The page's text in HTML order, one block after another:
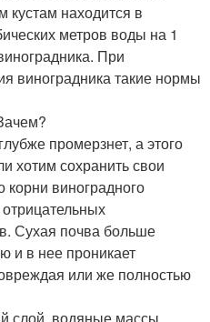
находится в
метров воды на 1
При
виноградника такие нормы
промерзнет, а этого
хотим сохранить свои
виноградного
Сухая почва больше
и в нее проникает
или же полностью